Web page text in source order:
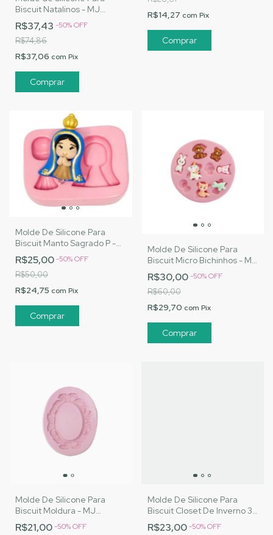
Biscuit Natalinos - MJ
Artesanatos|Cód. 2058
R$37,43 -50%OFF
R$74,86
R$37,06 com Pix
R$14,27 com Pix
Molde De Silicone Para
Biscuit Manto Sagrado P -
MJ Artesanatos |Cód. 1414
R$25,00-50%OFF
R$50,00
R$24,75 com Pix
Molde De Silicone Para
Biscuit Micro Bichinhos - MJ
Artesanatos |Cód. 1384
R$30,00-50%OFF
R$60,00
R$29,70 com Pix
Molde De Silicone Para
Biscuit Moldura - MJ
Artesanatos |Cód. 1667
R$21,00-50%OFF
Molde De Silicone Para
Biscuit Closet De Inverno 3 -
MJ Artesanatos |Cód. 3088
R$23,00-50%OFF